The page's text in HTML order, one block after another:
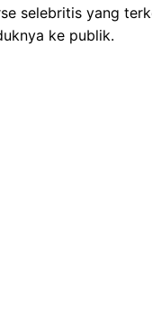
selebritis yang
ke publik.